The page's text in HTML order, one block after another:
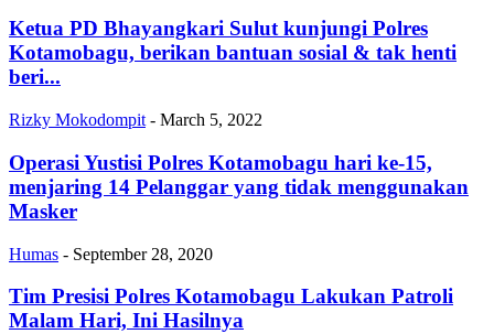
Ketua PD Bhayangkari Sulut kunjungi Polres
Kotamobagu, berikan bantuan sosial & tak henti
beri...
Rizky Mokodompit - March 5, 2022
Operasi Yustisi Polres Kotamobagu hari ke-15,
menjaring 14 Pelanggar yang tidak menggunakan
Masker
Humas - September 28, 2020
Tim Presisi Polres Kotamobagu Lakukan Patroli
Malam Hari, Ini Hasilnya